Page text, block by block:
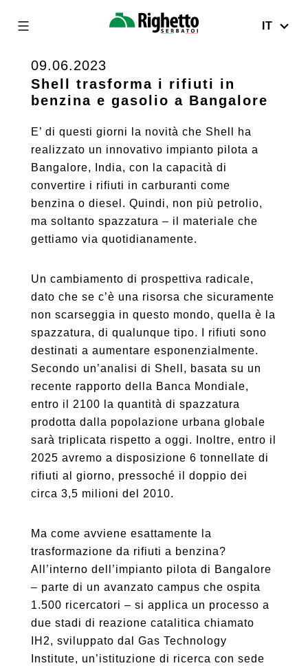
content
Righetto
IT
09.06.2023
Shell trasforma i rifiuti in
benzina e gasolio a Bangalore
E’ di questi giorni la novità che Shell ha
realizzato un innovativo impianto pilota a
Bangalore, India, con la capacità di
convertire i rifiuti in carburanti come
benzina o diesel. Quindi, non più petrolio,
ma soltanto spazzatura – il materiale che
gettiamo via quotidianamente.
Un cambiamento di prospettiva radicale,
dato che se c’è una risorsa che sicuramente
non scarseggia in questo mondo, quella è la
spazzatura, di qualunque tipo. I rifiuti sono
destinati a aumentare esponenzialmente.
Secondo un’analisi di Shell, basata su un
recente rapporto della Banca Mondiale,
entro il 2100 la quantità di spazzatura
prodotta dalla popolazione urbana globale
sarà triplicata rispetto a oggi. Inoltre, entro il
2025 avremo a disposizione 6 tonnellate di
rifiuti al giorno, pressoché il doppio dei
circa 3,5 milioni del 2010.
Ma come avviene esattamente la
trasformazione da rifiuti a benzina?
All’interno dell’impianto pilota di Bangalore
– parte di un avanzato campus che ospita
1.500 ricercatori – si applica un processo a
due stadi di reazione catalitica chiamato
IH2, sviluppato dal Gas Technology
Institute, un’istituzione di ricerca con sede